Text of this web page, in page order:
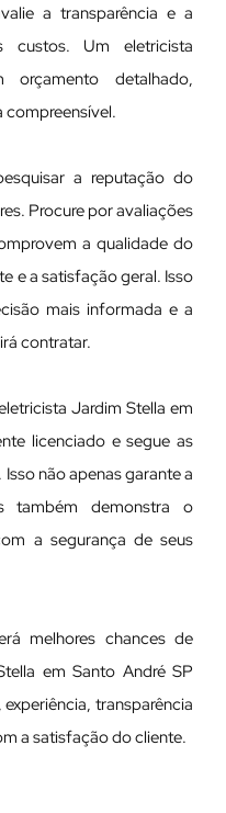
a transparência e a
custos. Um eletricista
detalhado,
compreensível.
a reputação do
Procure por avaliações
a qualidade do
e a satisfação geral. Isso
mais informada e a
contratar.
Jardim Stella em
licenciado e segue as
não apenas garante a
também demonstra o
a segurança de seus
melhores chances de
em Santo André SP
transparência
a satisfação do cliente.